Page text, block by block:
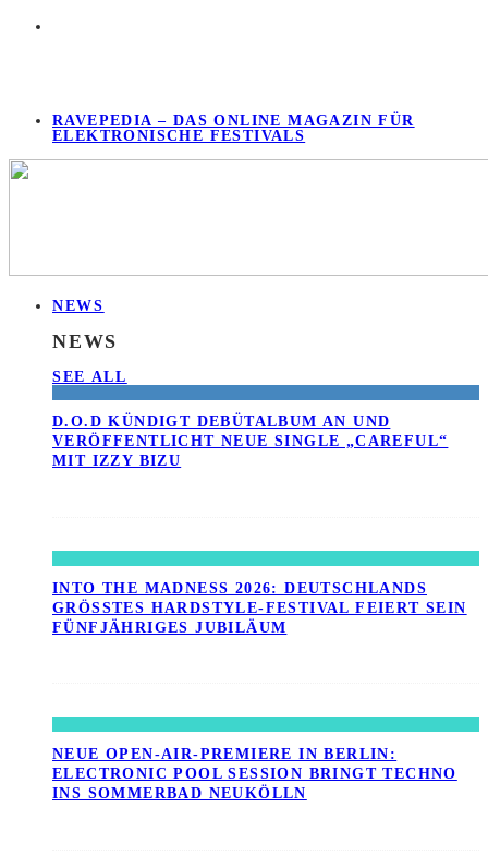
RAVEPEDIA – DAS ONLINE MAGAZIN FÜR
ELEKTRONISCHE FESTIVALS
NEWS
NEWS
SEE ALL
D.O.D KÜNDIGT DEBÜTALBUM AN UND
VERÖFFENTLICHT NEUE SINGLE „CAREFUL“
MIT IZZY BIZU
INTO THE MADNESS 2026: DEUTSCHLANDS
GRÖSSTES HARDSTYLE-FESTIVAL FEIERT SEIN F
ÜNFJÄHRIGES JUBILÄUM
NEUE OPEN-AIR-PREMIERE IN BERLIN:
ELECTRONIC POOL SESSION BRINGT TECHNO
INS SOMMERBAD NEUKÖLLN